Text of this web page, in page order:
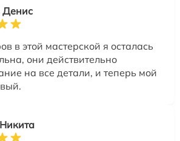
Денис
в этой мастерской я осталась
они действительно
на все детали, и теперь мой